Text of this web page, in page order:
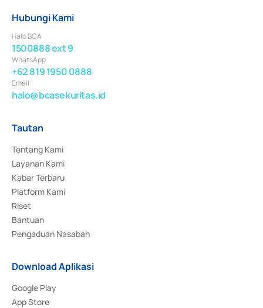
Hubungi Kami
Halo BCA
1500888 ext 9
WhatsApp
+62 819 1950 0888
Email
halo@bcasekuritas.id
Tautan
Tentang Kami
Layanan Kami
Kabar Terbaru
Platform Kami
Riset
Bantuan
Pengaduan Nasabah
Download Aplikasi
Google Play
App Store